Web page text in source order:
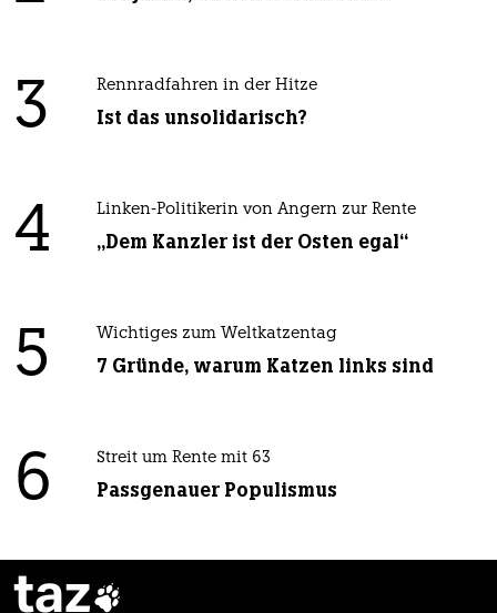
3 Rennradfahren in der Hitze
Ist das unsolidarisch?
4 Linken-Politikerin von Angern zur Rente
„Dem Kanzler ist der Osten egal“
5 Wichtiges zum Weltkatzentag
7 Gründe, warum Katzen links sind
6 Streit um Rente mit 63
Passgenauer Populismus
taz